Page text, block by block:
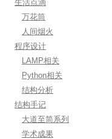
生活点滴
万花筒
人间烟火
程序设计
LAMP相关
Python相关
结构分析
结构手记
大道至简系列
学术成果